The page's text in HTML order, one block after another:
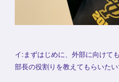
イ:まずはじめに、外部に向けて
部長の役割りを教えてもらいたい